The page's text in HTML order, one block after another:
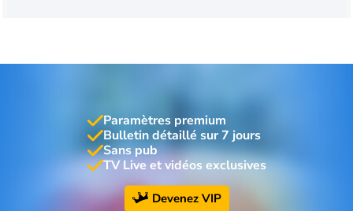
Paramètres premium
Bulletin détaillé sur 7 jours
Sans pub
TV Live et vidéos exclusives
Devenez VIP